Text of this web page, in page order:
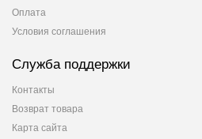
Оплата
Условия соглашения
Служба поддержки
Контакты
Возврат товара
Карта сайта